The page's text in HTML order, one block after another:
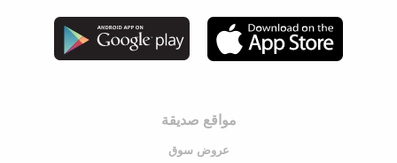
مواقع صديقة
عروض سوق